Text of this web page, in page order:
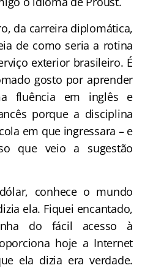
da carreira diplomática,
de como seria a rotina
exterior brasileiro. É
gosto por aprender
fluência em inglês e
porque a disciplina
em que ingressara – e
que veio a sugestão
conhece o mundo
ela. Fiquei encantado,
do fácil acesso à
hoje a Internet
ela dizia era verdade.